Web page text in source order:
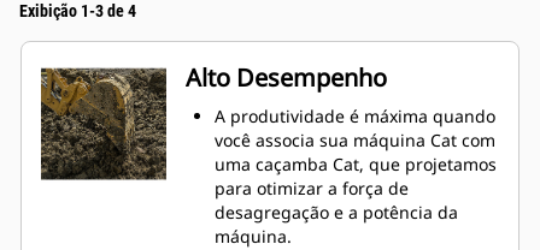
Exibição 1-3 de 4
Alto Desempenho
A produtividade é máxima quando
você associa sua máquina Cat com
uma caçamba Cat, que projetamos
para otimizar a força de
desagregação e a potência da
máquina.